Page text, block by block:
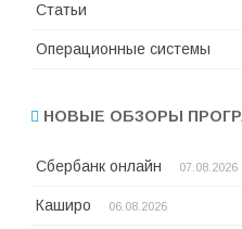
Статьи
Операционные системы
НОВЫЕ ОБЗОРЫ
Сбербанк онлайн 07.08.2026
Каширо 06.08.2026